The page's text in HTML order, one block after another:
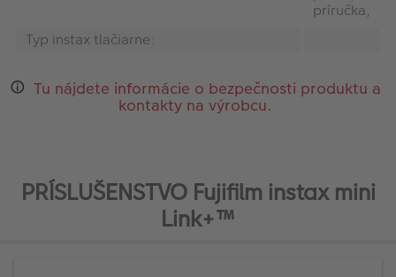
príručka,
Typ instax tlačiarne:
Tu nájdete informácie o bezpečnosti produktu a
kontakty na výrobcu.
PRÍSLUŠENSTVO Fujifilm instax mini
Link+™